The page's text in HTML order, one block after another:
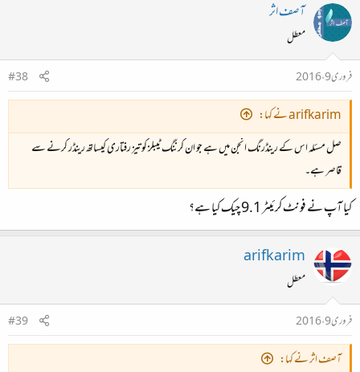
آصف اثر
معطل
فروری 9، 2016
#38
arifkarim نے کہا:
صل مسئلہ اس کے رینڈرنگ انجن میں ہے جو ان کرننگ ٹیبلز کو تیز رفتاری کیساتھ رینڈر کرنے سے
قاصر ہے۔
کیا آپ نے فونٹ کرئیٹر 9.1 چیک کیا ہے؟
arifkarim
معطل
فروری 9، 2016
#39
آصف اثر نے کہا: